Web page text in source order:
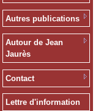
Autres publications
Autour de Jean
Jaurès
Contact
Lettre d'information